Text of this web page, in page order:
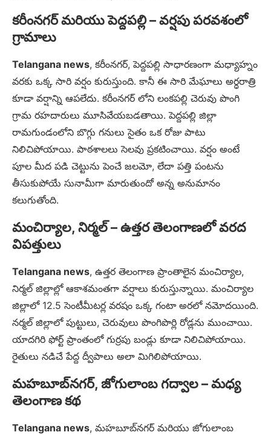
కరీంనగర్ మరియు పెద్దపల్లి – వర్షపు పరవశంలో
గ్రామాలు
Telangana news, కరీంనగర్, పెద్దపల్లి సాధారణంగా మధ్యాహ్నం
వరకు ఒక్క సారి వర్షం కురుస్తుంది. కానీ ఈ సారి మేఘాలు అర్ధరాత్రి
కూడా వర్షాన్ని ఆపలేదు. కరీంనగర్ లోని లంకపల్లి చెరువు పొంగి
గ్రామ రహదారులు మూసివేయబడతాయి. పెద్దపల్లి జిల్లా
రామగుండంలోని బొగ్గు గనులు సైతం ఒక రోజు పాటు
నిలిచిపోయాయి. పాఠశాలలు సెలవు ప్రకటించాయి. వర్షం అంటే
పూల మీద పడి చెట్టును పెంచే జలమో, లేదా పత్తి పంటను
తీసుకుపోయే సునామీగా మారుతుందో అన్న అనుమానం
కలుగుతోంది.
మంచిర్యాల, నిర్మల్ – ఉత్తర తెలంగాణలో వరద
విపత్తులు
Telangana news, ఉత్తర తెలంగాణ ప్రాంతాలైన మంచిర్యాల,
నిర్మల్ జిల్లాల్లో ఆకాశమంతగా వర్షాలు కురుస్తున్నాయి. మంచిర్యాల
జిల్లాలో 12.5 సెంటీమీటర్ల వరషం ఒక్క గంటా అరలో నమోదయింది.
నర్మల్ జిల్లాలో పుట్టులు, చెరువులు పొంగిపొర్లి రోడ్లను ముంచాయి.
యాదగిరి ఫోర్ట్ ప్రాంతంలో గుర్రపు బండ్లు కూడా నిలిచిపోయాయి.
రైతులు నడిచే పేద్ద ద్వీపాలు అలా మిగిలిపోయాయి.
మహబూబ్‌నగర్, జోగులాంబ గద్వాల – మధ్య
తెలంగాణ కథ
Telangana news, మహబూబ్‌నగర్ మరియు జోగులాంబ